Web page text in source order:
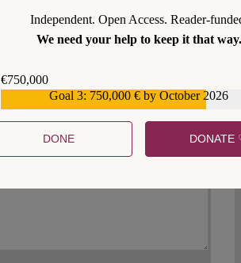
Independent. Open Access. Reader-
We need your help to keep it that way.
€750,000
Goal 3: 750,000 € by October 2026
DONE DONATE